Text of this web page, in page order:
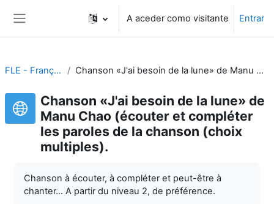
A aceder como visitante Entrar
FLE - Français Langue Étrangère Chanson «J'ai besoin de la lune» de Manu Chao (écouter et compléter les paroles de la chanson (choix multiples).
Chanson «J'ai besoin de la lune» de
Manu Chao (écouter et compléter
les paroles de la chanson (choix
multiples).
Chanson à écouter, à compléter et peut-être à
chanter... A partir du niveau 2, de préférence.